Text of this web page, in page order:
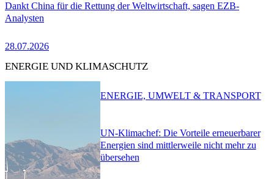
Dankt China für die Rettung der Weltwirtschaft, sagen EZB-
Analysten
28.07.2026
ENERGIE UND KLIMASCHUTZ
UN-Klimachef: Die Vorteile erneuerbarer
Energien sind mittlerweile nicht mehr zu
übersehen
ENERGIE, UMWELT & TRANSPORT